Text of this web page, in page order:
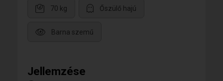
70 kg Őszülő hajú
Barna szemű
Jellemzése